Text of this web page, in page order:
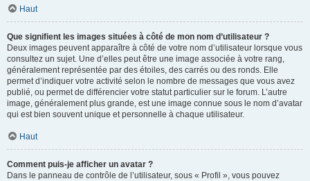
Haut
Que signifient les images situées à côté de mon nom d’utilisateur ?
Deux images peuvent apparaître à côté de votre nom d’utilisateur lorsque vous
consultez un sujet. Une d’elles peut être une image associée à votre rang,
généralement représentée par des étoiles, des carrés ou des ronds. Elle
permet d’indiquer votre activité selon le nombre de messages que vous avez
publié, ou permet de différencier votre statut particulier sur le forum. L’autre
image, généralement plus grande, est une image connue sous le nom d’avatar
qui est bien souvent unique et personnelle à chaque utilisateur.
Haut
Comment puis-je afficher un avatar ?
Dans le panneau de contrôle de l’utilisateur, sous « Profil », vous pouvez